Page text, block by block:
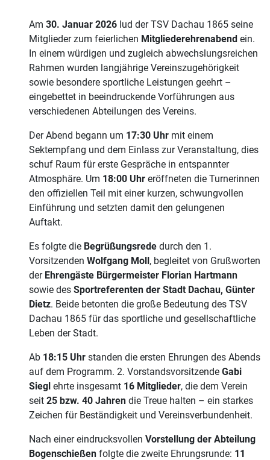
Am 30. Januar 2026 lud der TSV Dachau 1865 seine
Mitglieder zum feierlichen Mitgliederehrenabend ein.
In einem würdigen und zugleich abwechslungsreichen
Rahmen wurden langjährige Vereinszugehörigkeit
sowie besondere sportliche Leistungen geehrt –
eingebettet in beeindruckende Vorführungen aus
verschiedenen Abteilungen des Vereins.
Der Abend begann um 17:30 Uhr mit einem
Sektempfang und dem Einlass zur Veranstaltung, dies
schuf Raum für erste Gespräche in entspannter
Atmosphäre. Um 18:00 Uhr eröffneten die Turnerinnen
den offiziellen Teil mit einer kurzen, schwungvollen
Einführung und setzten damit den gelungenen
Auftakt.
Es folgte die Begrüßungsrede durch den 1.
Vorsitzenden Wolfgang Moll, begleitet von Grußworten
der Ehrengäste Bürgermeister Florian Hartmann
sowie des Sportreferenten der Stadt Dachau, Günter
Dietz. Beide betonten die große Bedeutung des TSV
Dachau 1865 für das sportliche und gesellschaftliche
Leben der Stadt.
Ab 18:15 Uhr standen die ersten Ehrungen des Abends
auf dem Programm. 2. Vorstandsvorsitzende Gabi
Siegl ehrte insgesamt 16 Mitglieder, die dem Verein
seit 25 bzw. 40 Jahren die Treue halten – ein starkes
Zeichen für Beständigkeit und Vereinsverbundenheit.
Nach einer eindrucksvollen Vorstellung der Abteilung
Bogenschießen folgte die zweite Ehrungsrunde: 11